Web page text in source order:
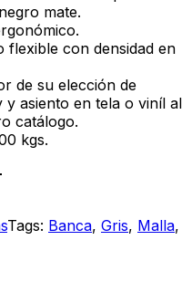
mate.
flexible con densidad en
de su elección de
asiento en tela o viníl al
catálogo.
kgs.
Tags: Banca, Gris, Malla,